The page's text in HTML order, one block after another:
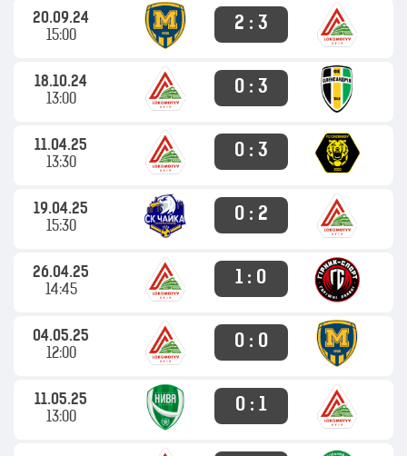
20.09.24
15:00
2 : 3
18.10.24
13:00
0 : 3
11.04.25
13:30
0 : 3
19.04.25
15:30
0 : 2
26.04.25
14:45
1 : 0
04.05.25
12:00
0 : 0
11.05.25
13:00
0 : 1